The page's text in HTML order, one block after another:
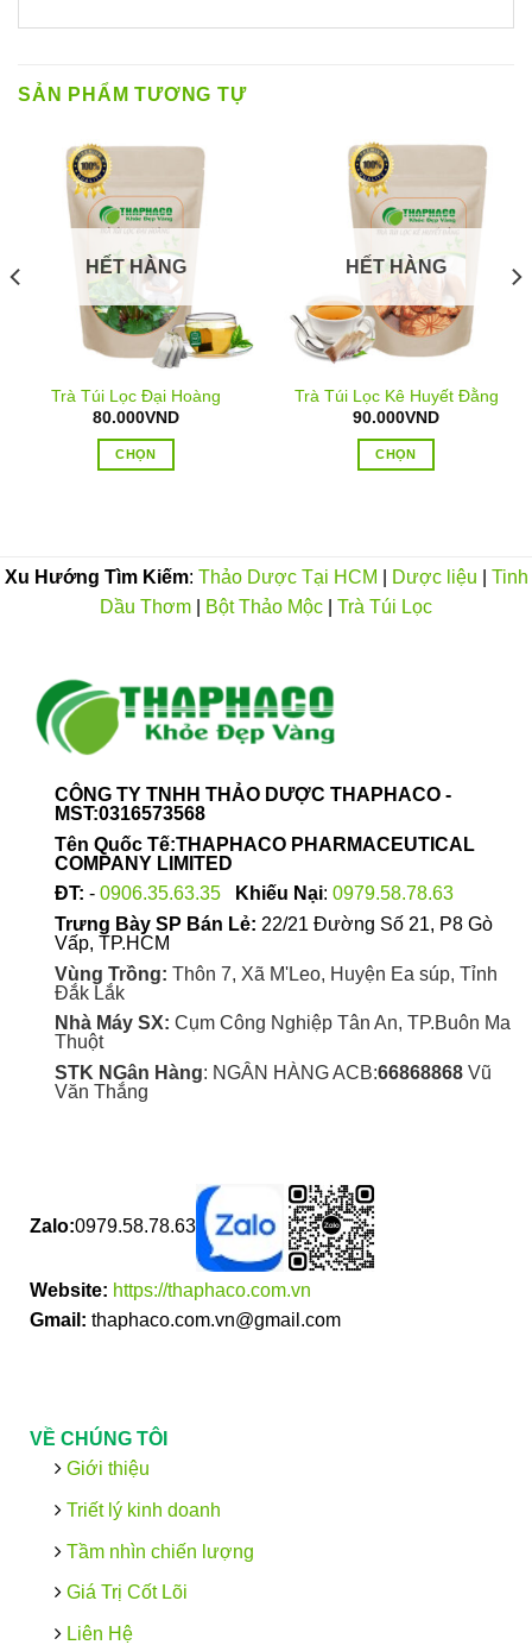
SẢN PHẨM TƯƠNG TỰ
HẾT HÀNG
Trà Túi Lọc Đại Hoàng
80.000VND
CHỌN
nhiều
biến
tùy
chọn
có
chọn
trên
trang
sản
HẾT HÀNG
Trà Túi Lọc Kê Huyết Đằng
90.000VND
CHỌN
nhiều
biến
chọn
trang
sản
Xu Hướng Tìm Kiếm: Thảo Dược Tại HCM Dược liệu
Tinh
Dầu Thơm
Bột Thảo Mộc Trà Túi Lọc
CÔNG TY TNHH THẢO DƯỢC THAPHACO -
MST:0316573568
Tên Quốc Tế:THAPHACO PHARMACEUTICAL
COMPANY LIMITED
ĐT: - 0906.35.63.35 Khiếu Nại: 0979.58.78.63
Trưng Bày SP Bán Lẻ: 22/21 Đường Số 21, P8 Gò
Vấp, TP.HCM
Vùng Trồng: Thôn 7, Xã M'Leo, Huyện Ea súp, Tỉnh
Đắk Lắk
Nhà Máy SX: Cụm Công Nghiệp Tân An, TP.Buôn Ma
Thuột
STK NGân Hàng: NGÂN HÀNG ACB:66868868Vũ
Văn Thắng
Zalo:0979.58.78.63
Website: https://thaphaco.com.vn
Gmail: thaphaco.com.vn@gmail.com
VỀ CHÚNG TÔI
Giới thiệu
Triết lý kinh doanh
Tầm nhìn chiến lượng
Giá Trị Cốt Lõi
Liên Hệ